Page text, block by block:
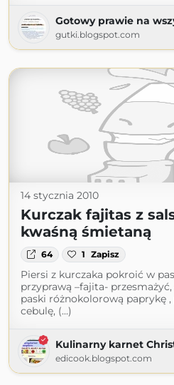
Gotowy prawie na
gutki.blogspot.com
14 stycznia 2010
Kurczak fajitas z
kwaśną śmietaną
64 1 Zapisz
Piersi z kurczaka pokroić w
przyprawą –fajita-
paski różnokolorową paprykę
cebulę, (...)
Kulinarny karnet
edicook.blogspot.com